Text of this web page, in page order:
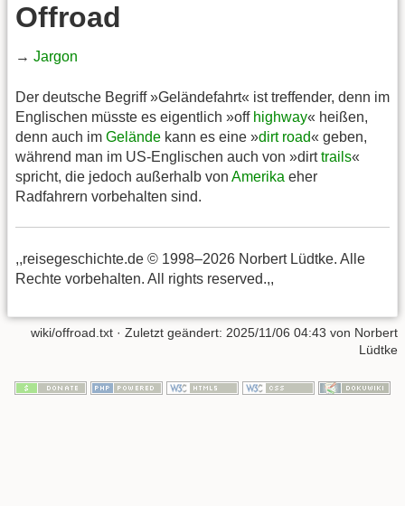
Offroad
→ Jargon
Der deutsche Begriff »Geländefahrt« ist treffender, denn im
Englischen müsste es eigentlich »off highway« heißen,
denn auch im Gelände kann es eine »dirt road« geben,
während man im US-Englischen auch von »dirttrails«
spricht, die jedoch außerhalb von Amerika eher
Radfahrern vorbehalten sind.
,,reisegeschichte.de © 1998–2026 Norbert Lüdtke. Alle
Rechte vorbehalten. All rights reserved.,,
wiki/offroad.txt · Zuletzt geändert: 2025/11/06 04:43 von Norbert
Lüdtke